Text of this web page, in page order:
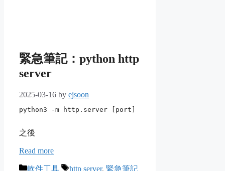
緊急筆記：python http
server
2025-03-16 by ejsoon
python3 -m http.server [port]
之後
Read more
Categories
軟件工具 Tags
http server, 緊急筆記